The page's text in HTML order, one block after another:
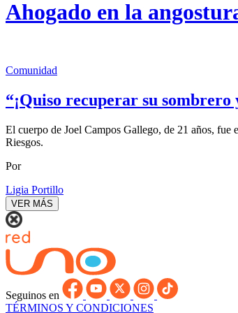
Ahogado en la
Comunidad
“¡Quiso recuperar su
El cuerpo de Joel Campos Gallego, de 21 años,
Riesgos.
Por
Ligia Portillo
VER MÁS
Seguinos en
TÉRMINOS Y CONDICIONES